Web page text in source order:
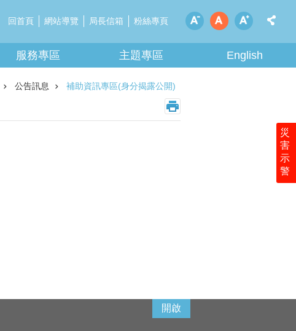
回首頁 網站導覽 局長信箱 粉絲專頁
災
害
示
警
服務專區 主題專區 English
公告訊息 補助資訊專區(身分揭露公開)
開啟